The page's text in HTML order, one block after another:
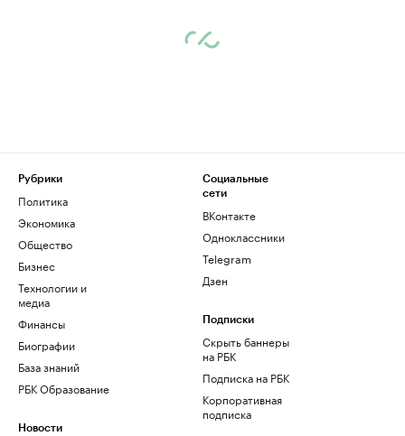
Рубрики
Политика
Экономика
Общество
Бизнес
Технологии и
медиа
Финансы
Биографии
База знаний
РБК Образование
Новости
Социальные
сети
ВКонтакте
Одноклассники
Telegram
Дзен
Подписки
Скрыть баннеры
на РБК
Подписка на РБК
Корпоративная
подписка